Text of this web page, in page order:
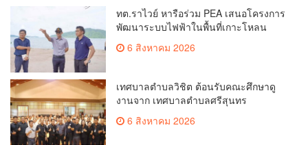
ทต.ราไวย์ หารือร่วม PEA เสนอโครงการ
พัฒนาระบบไฟฟ้าในพื้นที่เกาะโหลน
6 สิงหาคม 2026
เทศบาลตำบลวิชิต ต้อนรับคณะศึกษาดู
งานจาก เทศบาลตำบลศรีสุนทร
6 สิงหาคม 2026